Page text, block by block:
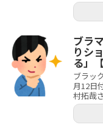
ブラ
りシ
る」
ブラッ
月12日
村拓哉